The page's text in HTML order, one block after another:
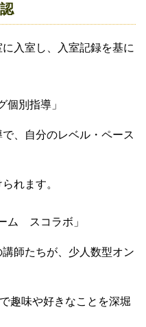
入室し、入室記録を基に
個別指導」
、自分のレベル・ペース
れます。
ム スコラボ」
師たちが、少人数型オン
趣味や好きなことを深堀